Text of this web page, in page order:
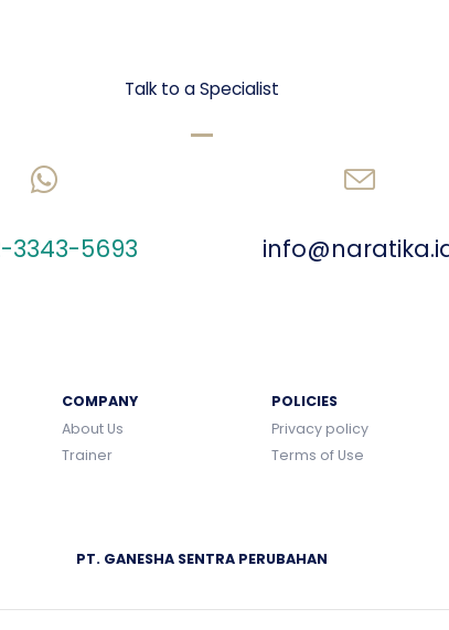
Talk to a Specialist
3343-5693
COMPANY
About Us
Trainer
POLICIES
Privacy policy
Terms of Use
PT. GANESHA SENTRA PERUBAHAN